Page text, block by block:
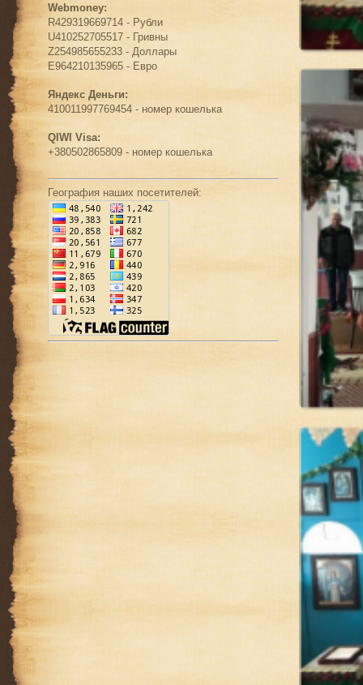
Webmoney:
R429319669714 - Рубли
U410252705517 - Гривны
Z254985655233 - Доллары
E964210135965 - Евро
Яндекс Деньги:
410011997769454 - номер кошелька
QIWI Visa:
+380502865809 - номер кошелька
География наших посетителей: